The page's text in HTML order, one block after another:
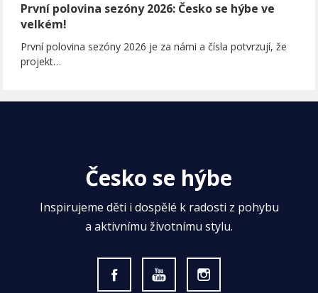
První polovina sezóny 2026: Česko se hýbe ve
velkém!
První polovina sezóny 2026 je za námi a čísla potvrzují, že
projekt…
Česko se hýbe
Inspirujeme děti i dospělé k radosti z pohybu
a aktivnímu životnímu stylu.